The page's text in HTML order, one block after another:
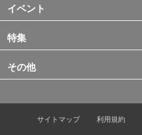
イベント
特集
その他
サイトマップ 利用規約